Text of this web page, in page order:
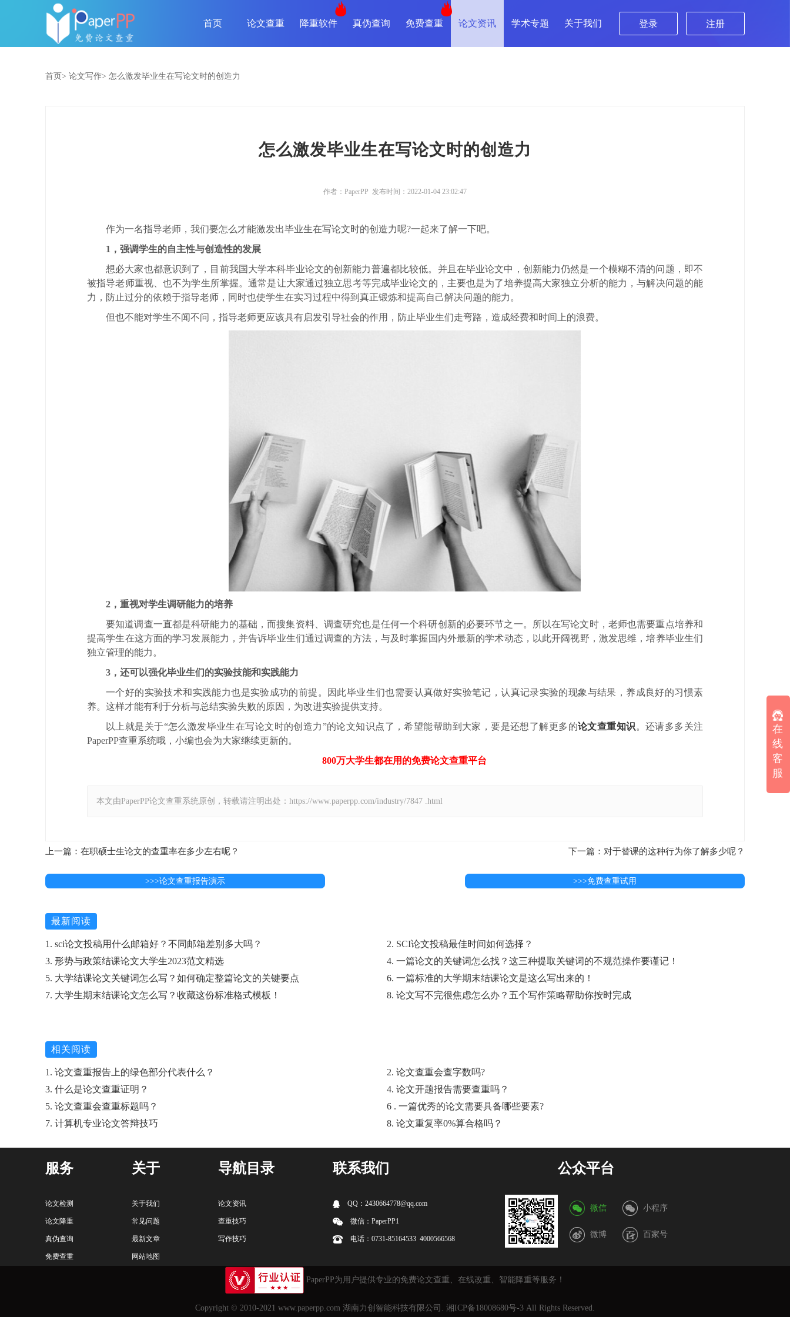
首页 论文查重 降重软件 真伪查询 免费查重 论文资讯 学术专题 关于我们 登录 注册
首页> 论文写作> 怎么激发毕业生在写论文时的创造力
怎么激发毕业生在写论文时的创造力
作者：PaperPP 发布时间：2022-01-04 23:02:47
作为一名指导老师，我们要怎么才能激发出毕业生在写论文时的创造力呢?一起来了解一下吧。
1，强调学生的自主性与创造性的发展
想必大家也都意识到了，目前我国大学本科毕业论文的创新能力普遍都比较低。并且在毕业论文中，创新能力仍然是一个模糊不清的问题，即不
被指导老师重视、也不为学生所掌握。通常是让大家通过独立思考等完成毕业论文的，主要也是为了培养提高大家独立分析的能力，与解决问题的能
力，防止过分的依赖于指导老师，同时也使学生在实习过程中得到真正锻炼和提高自己解决问题的能力。
但也不能对学生不闻不问，指导老师更应该具有启发引导社会的作用，防止毕业生们走弯路，造成经费和时间上的浪费。
2，重视对学生调研能力的培养
要知道调查一直都是科研能力的基础，而搜集资料、调查研究也是任何一个科研创新的必要环节之一。所以在写论文时，老师也需要重点培养和
提高学生在这方面的学习发展能力，并告诉毕业生们通过调查的方法，与及时掌握国内外最新的学术动态，以此开阔视野，激发思维，培养毕业生们
独立管理的能力。
3，还可以强化毕业生们的实验技能和实践能力
一个好的实验技术和实践能力也是实验成功的前提。因此毕业生们也需要认真做好实验笔记，认真记录实验的现象与结果，养成良好的习惯素
养。这样才能有利于分析与总结实验失败的原因，为改进实验提供支持。
以上就是关于“怎么激发毕业生在写论文时的创造力”的论文知识点了，希望能帮助到大家，要是还想了解更多的论文查重知识 。还请多多关注
PaperPP查重系统哦，小编也会为大家继续更新的。
800万大学生都在用的免费论文查重平台
本文由PaperPP论文查重系统原创，转载请注明出处：https://www.paperpp.com/industry/7847 .html
上一篇：在职硕士生论文的查重率在多少左右呢？ 下一篇：对于替课的这种行为你了解多少呢？
>>>论文查重报告演示 >>>免费查重试用
最新阅读
1. sci论文投稿用什么邮箱好？不同邮箱差别多大吗？
2. SCI论文投稿最佳时间如何选择？
3. 形势与政策结课论文大学生2023范文精选
4. 一篇论文的关键词怎么找？这三种提取关键词的不规范操作要谨记！
5. 大学结课论文关键词怎么写？如何确定整篇论文的关键要点
6. 一篇标准的大学期末结课论文是这么写出来的！
7. 大学生期末结课论文怎么写？收藏这份标准格式模板！
8. 论文写不完很焦虑怎么办？五个写作策略帮助你按时完成
相关阅读
1. 论文查重报告上的绿色部分代表什么？
2. 论文查重会查字数吗?
3. 什么是论文查重证明？
4. 论文开题报告需要查重吗？
5. 论文查重会查重标题吗？
6 . 一篇优秀的论文需要具备哪些要素?
7. 计算机专业论文答辩技巧
8. 论文重复率0%算合格吗？
服务
论文检测
论文降重
真伪查询
免费查重
关于
关于我们
常见问题
最新文章
网站地图
导航目录
论文资讯
查重技巧
写作技巧
联系我们
QQ：2430664778@qq.com
微信：PaperPP1
电话：0731-85164533 4000566568
公众平台
微信 小程序
微博 百家号
PaperPP为用户提供专业的免费论文查重 、在线改重、智能降重等服务！
Copyright © 2010-2021 www.paperpp.com 湖南力创智能科技有限公司. 湘ICP备18008680号-3 All Rights Reserved.
在
线
客
服